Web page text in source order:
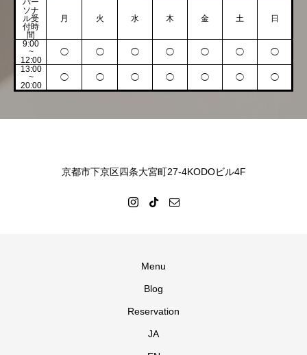
パー
ソナ
ル受
付時
間
月 火 水 木 金 土 日
9:00
~
12:00
◯ ◯ ◯ ◯ ◯ ◯
◯
13:00
~
20:00
◯ ◯ ◯ ◯ ◯ ◯ ◯
京都市下京区四条大宮町27-4KODOビル4F
Menu
Blog
Reservation
JA